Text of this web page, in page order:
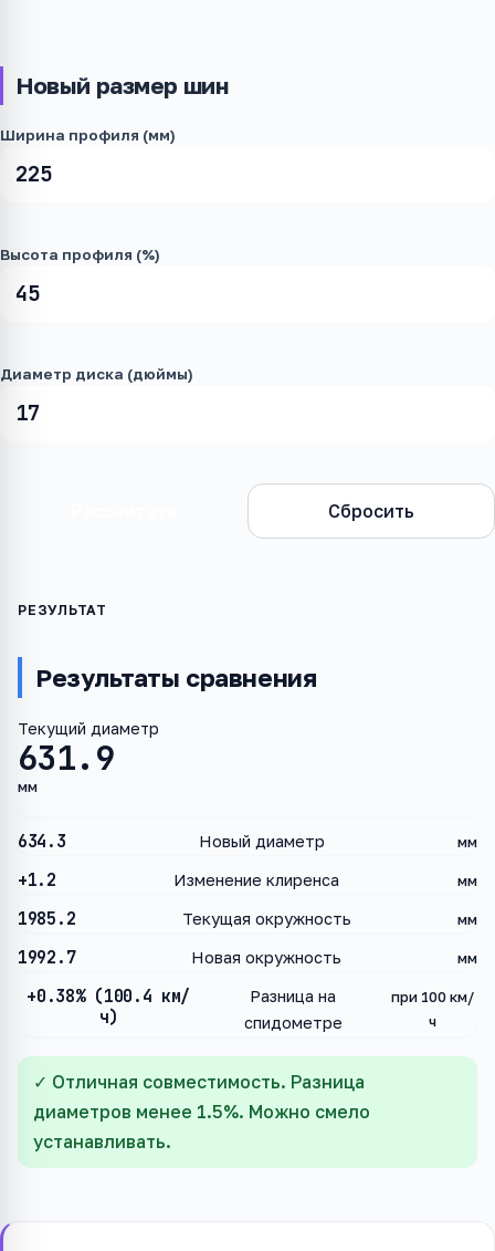
Новый размер шин
Ширина профиля (мм)
Высота профиля (%)
Диаметр диска (дюймы)
Сбросить
Результаты сравнения
631.9
Текущий диаметр
мм
634.3 Новый диаметр мм
+1.2 Изменение клиренса мм
1985.2 Текущая окружность мм
1992.7 Новая окружность мм
+0.38% (100.4 км/
ч)
Разница на
спидометре
при 100 км/
ч
✓ Отличная совместимость. Разница
диаметров менее 1.5%. Можно смело
устанавливать.